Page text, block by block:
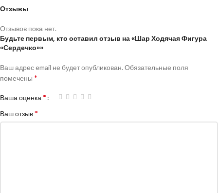
Отзывы
Отзывов пока нет.
Будьте первым, кто оставил отзыв на «Шар Ходячая Фигура
«Сердечко»»
Ваш адрес email не будет опубликован. Обязательные поля
помечены *
Ваша оценка *
Ваш отзыв*